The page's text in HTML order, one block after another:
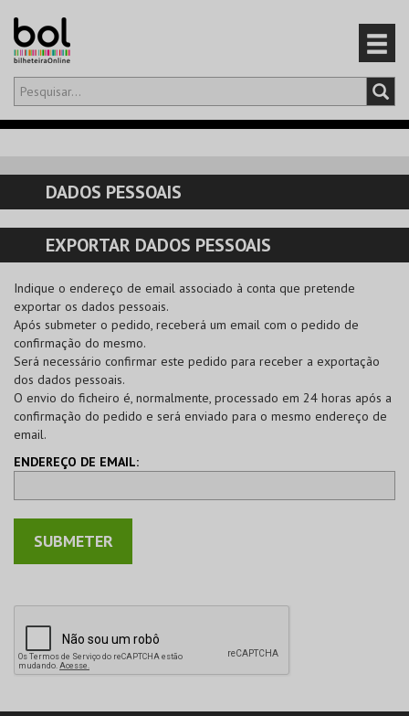
Olá,iniciar sessão
CARRINHO
EVENTOS
CARTÕES
PRODUTOS
DADOS PESSOAIS
EXPORTAR DADOS PESSOAIS
Indique o endereço de email associado à conta que pretende
exportar os dados pessoais.
Após submeter o pedido, receberá um email com o pedido de
confirmação do mesmo.
Será necessário confirmar este pedido para receber a exportação
dos dados pessoais.
O envio do ficheiro é, normalmente, processado em 24 horas após a
confirmação do pedido e será enviado para o mesmo endereço de
email.
ENDEREÇO DE EMAIL: